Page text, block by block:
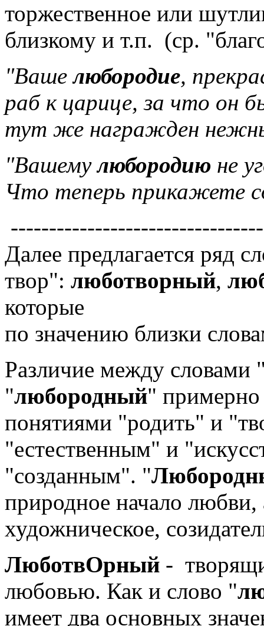
торжественное или
близкому и т.п. (ср.
"Вашелюбородие,
раб к царице, за что он
тут же награжден
"Вашемулюбородию не
Что теперь прикажете
Далее предлагается ряд
твор": люботворный,
которые
по значению близки
Различие между словами
"любородный" примерно
понятиями "родить" и
"естественным" и
"созданным". "
природное начало любви,
художническое,
ЛюботвОрный -
любовью. Как и слово "
имеет два основных